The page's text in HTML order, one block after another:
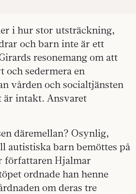
i hur stor utsträckning,
och barn inte är ett
resonemang om att
och sedermera en
vården och socialtjänsten
är intakt. Ansvaret
däremellan? Osynlig,
autistiska barn bemöttes på
författaren Hjalmar
ordnade han henne
om deras tre